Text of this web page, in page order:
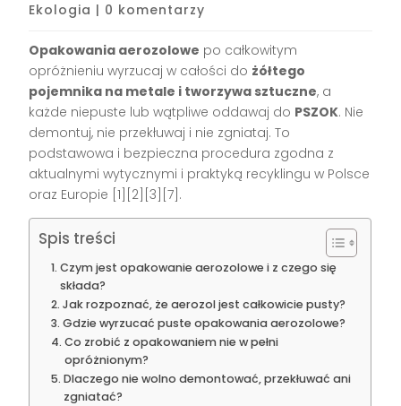
Ekologia | 0 komentarzy
Opakowania aerozolowe po całkowitym
opróżnieniu wyrzucaj w całości do żółtego
pojemnika na metale i tworzywa sztuczne, a
każde niepuste lub wątpliwe oddawaj do PSZOK. Nie
demontuj, nie przekłuwaj i nie zgniataj. To
podstawowa i bezpieczna procedura zgodna z
aktualnymi wytycznymi i praktyką recyklingu w Polsce
oraz Europie [1][2][3][7].
Spis treści
Czym jest opakowanie aerozolowe i z czego się
składa?
Jak rozpoznać, że aerozol jest całkowicie pusty?
Gdzie wyrzucać puste opakowania aerozolowe?
Co zrobić z opakowaniem nie w pełni
opróżnionym?
Dlaczego nie wolno demontować, przekłuwać ani
zgniatać?